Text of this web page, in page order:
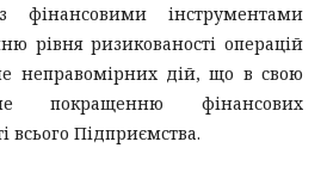
фінансовими інструментами
рівня ризикованості операцій
неправомірних дій, що в свою
покращенню фінансових
всього Підприємства.